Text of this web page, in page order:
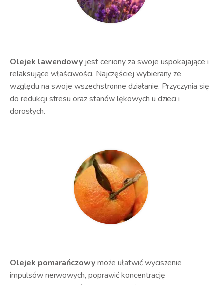
Olejek lawendowy jest ceniony za swoje uspokajające i
relaksujące właściwości. Najczęściej wybierany ze
względu na swoje wszechstronne działanie. Przyczynia się
do redukcji stresu oraz stanów lękowych u dzieci i
dorosłych.
Olejek pomarańczowymoże ułatwić wyciszenie
impulsów nerwowych, poprawić koncentrację